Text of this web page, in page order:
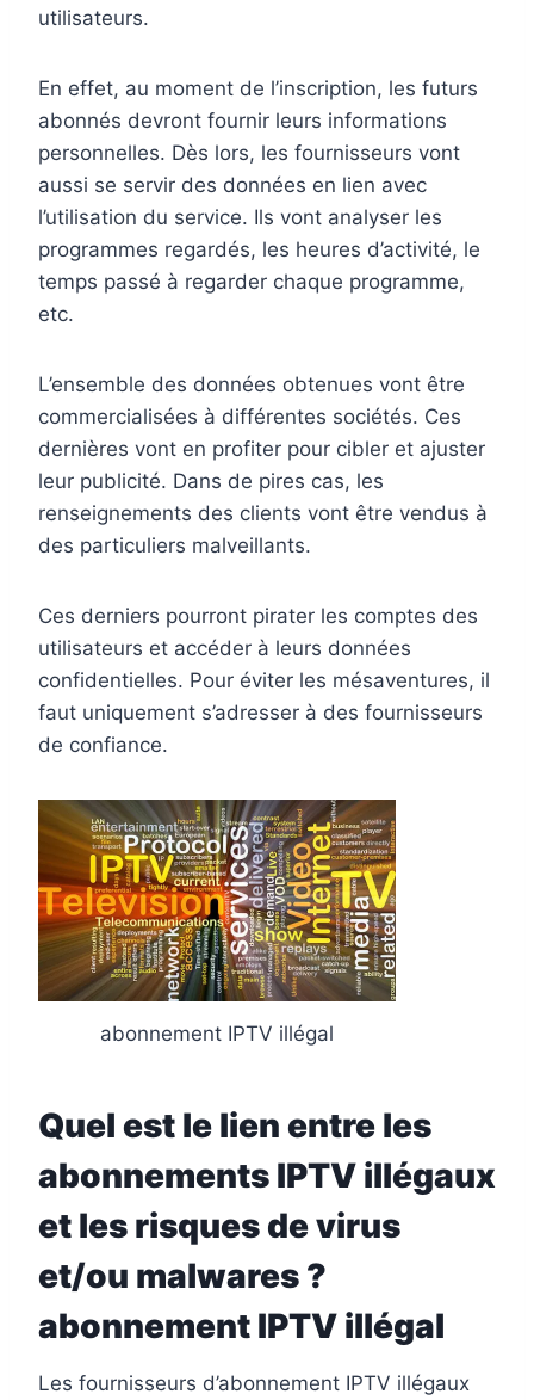
utilisateurs.
En effet, au moment de l’inscription, les futurs
abonnés devront fournir leurs informations
personnelles. Dès lors, les fournisseurs vont
aussi se servir des données en lien avec
l’utilisation du service. Ils vont analyser les
programmes regardés, les heures d’activité, le
temps passé à regarder chaque programme,
etc.
L’ensemble des données obtenues vont être
commercialisées à différentes sociétés. Ces
dernières vont en profiter pour cibler et ajuster
leur publicité. Dans de pires cas, les
renseignements des clients vont être vendus à
des particuliers malveillants.
Ces derniers pourront pirater les comptes des
utilisateurs et accéder à leurs données
confidentielles. Pour éviter les mésaventures, il
faut uniquement s’adresser à des fournisseurs
de confiance.
abonnement IPTV illégal
Quel est le lien entre les
abonnements IPTV illégaux
et les risques de virus
et/ou malwares ?
abonnement IPTV illégal
Les fournisseurs d’abonnement IPTV illégaux